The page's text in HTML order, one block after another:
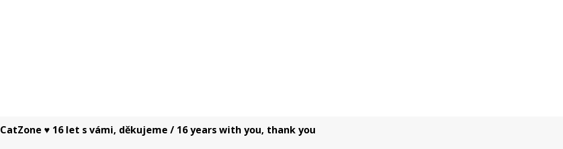
CatZone ♥ 16 let s vámi, děkujeme / 16 years with you, thank you